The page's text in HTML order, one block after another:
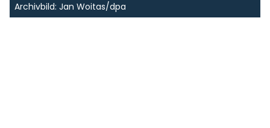
Archivbild: Jan Woitas/dpa